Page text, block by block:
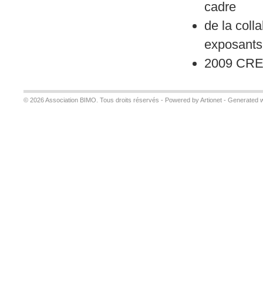
cadre
de la
exposants
2009
© 2026 Association BIMO. Tous droits réservés - Powered by Artionet - Generated